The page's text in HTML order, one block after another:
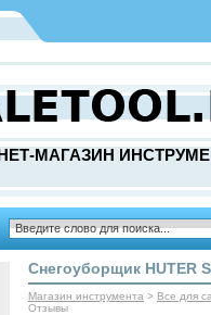
МАГАЗИН
Снегоуборщик HUTER
Магазин инструмента > Все для
Отзывы